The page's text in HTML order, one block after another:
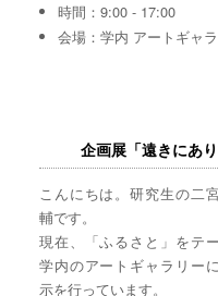
時間：9:00 - 17:00
会場：学内 アートギャ
企画展「遠きにあ
こんにちは。研究生の二
輔です。
現在、「ふるさと」をテ
学内のアートギャラリー
示を行っています。